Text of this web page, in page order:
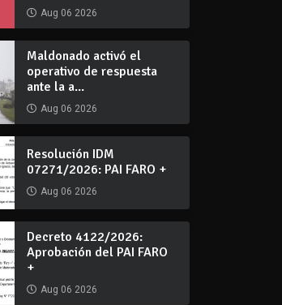
Aug 06 2026
Maldonado activó el
operativo de respuesta
ante la a...
Aug 06 2026
Resolución IDM
07271/2026: PAI FARO +
Aug 06 2026
Decreto 4122/2026:
Aprobación del PAI FARO
+
Aug 06 2026